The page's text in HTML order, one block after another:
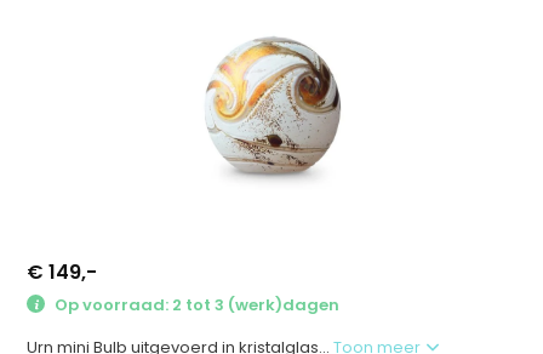
€ 149,-
Op voorraad: 2 tot 3 (werk)dagen
Urn mini Bulb uitgevoerd in kristalglas...Toon meer